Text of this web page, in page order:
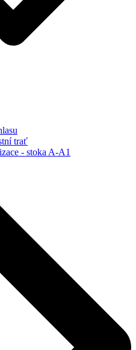
trať
- stoka A-A1